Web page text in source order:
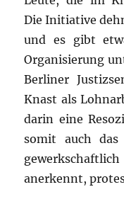
Die Initiative
und es gibt
Organisierung
Berliner
Knast als
darin eine
somit auch das
anerkennt,